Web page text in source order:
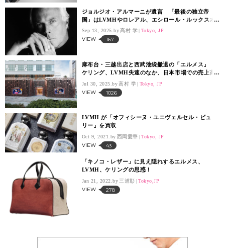
ジョルジオ・アルマーニが遺言 「最後の独立帝
国」はLVMHやロレアル、エシロール・ルックスオ
ティカが売却先候補に
Sep 13, 2025. 高村 学 Tokyo, JP
VIEW 167
麻布台・三越出店と西武池袋撤退の「エルメス」
ケリング、LVMH失速のなか、日本市場での売上高
が16％増の快進撃
Jul 30, 2025. 高村 学 Tokyo, JP
VIEW 1026
LVMH が「オフィシーヌ・ユニヴェルセル・ビュ
リー」を買収
Oct 9, 2021. 西岡愛華 Tokyo, JP
VIEW 43
「キノコ・レザー」に見え隠れするエルメス、
LVMH、ケリングの思惑！
Jan 21, 2022. 三浦彰 Tokyo,JP
VIEW 278